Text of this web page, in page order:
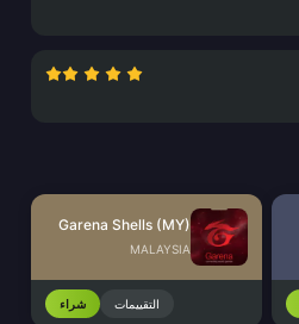
Garena Shells (MY)
MALAYSIA
التقييمات شراء